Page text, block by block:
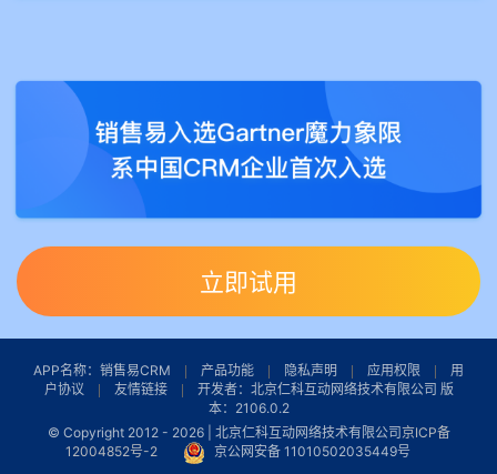
立即试用
APP名称：销售易CRM 产品功能 隐私声明 应用权限
用
户协议
友情链接
开发者：北京仁科互动网络技术有限公司 版
本：2106.0.2
© Copyright 2012 - 2026 | 北京仁科互动网络技术有限公司京ICP备
12004852号-2
京公网安备 11010502035449号